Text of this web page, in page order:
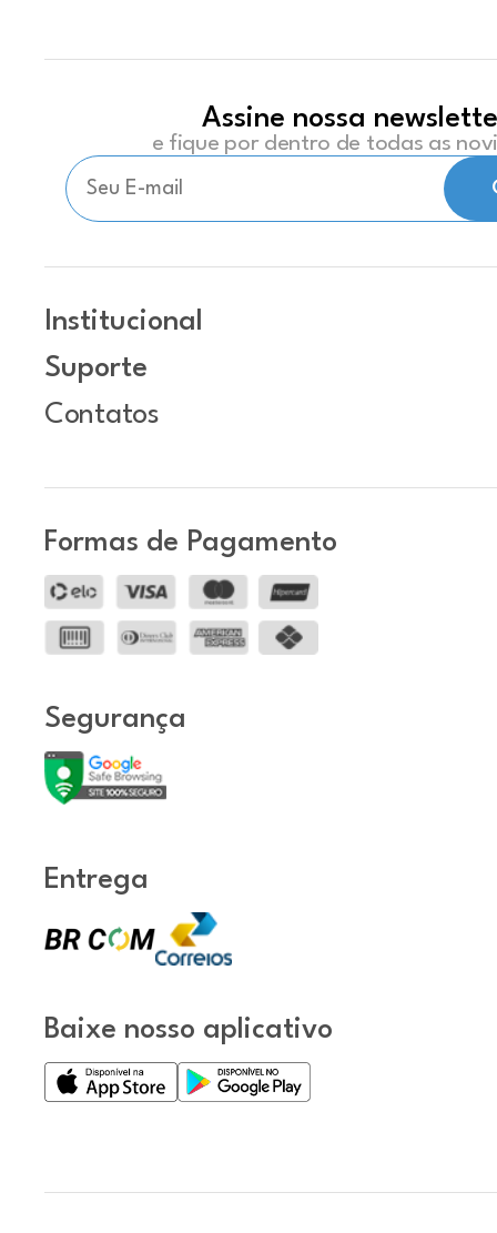
Assine nossa
e fique por dentro de todas as
Institucional
Suporte
Contatos
Formas de Pagamento
Segurança
Entrega
Baixe nosso aplicativo